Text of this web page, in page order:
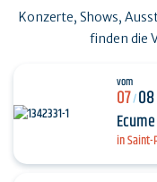
Konzerte, Shows,
finden die
vom
07/08
in Saint-